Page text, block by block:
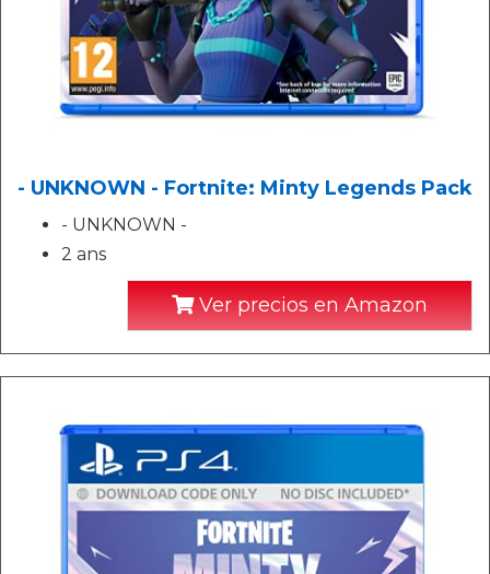
- UNKNOWN - Fortnite: Minty Legends Pack
- UNKNOWN -
2 ans
Ver precios en Amazon